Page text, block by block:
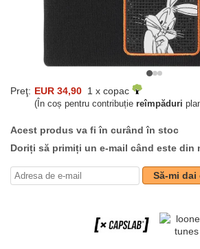
Preţ: EUR 34,90 1 x copac
(În coș pentru contribuție reîmpăduri
Acest produs va fi în curând în stoc
Doriți să primiți un e-mail când este din
Să-mi dai